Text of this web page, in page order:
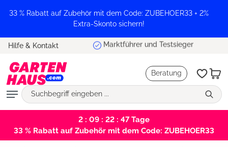
springen
33 % Rabatt auf Zubehör mit dem Code: ZUBEHOER33 + 2%
Extra-Skonto sichern!
Hilfe & Kontakt Marktführer und Testsieger
Beratung
2 : 09 : 22 : 46Tage
33 % Rabatt auf Zubehör mit dem Code: ZUBEHOER33